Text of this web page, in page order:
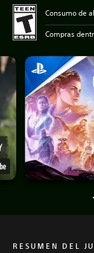
Consumo de
Compras
RESUMEN DEL